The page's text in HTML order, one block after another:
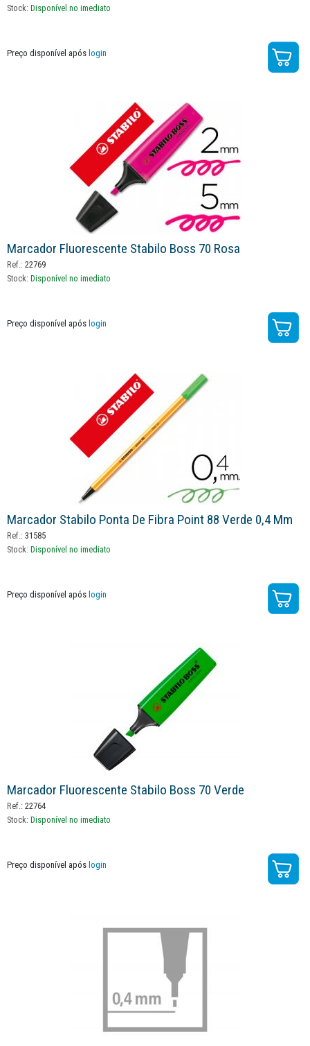
Stock: Disponível no imediato
Preço disponível após login
Marcador Fluorescente Stabilo Boss 70 Rosa
Ref.: 22769
Stock: Disponível no imediato
Preço disponível após login
Marcador Stabilo Ponta De Fibra Point 88 Verde 0,4 Mm
Ref.: 31585
Stock: Disponível no imediato
Preço disponível após login
Marcador Fluorescente Stabilo Boss 70 Verde
Ref.: 22764
Stock: Disponível no imediato
Preço disponível após login